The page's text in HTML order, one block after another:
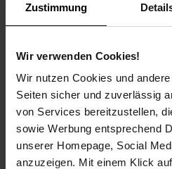
Zustimmung
Wir verwenden Cookies!
Wir nutzen Cookies und
Seiten sicher und zuverlässig
von Services bereitzustellen,
sowie Werbung entsprechend
unserer Homepage, Social
anzuzeigen. Mit einem Klick
PAYBACK
Payback Punkte
Produktbeschreibung